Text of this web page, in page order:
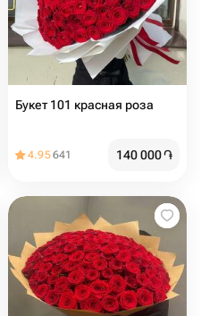
Букет 101 красная роза
4.95641 140 000֏